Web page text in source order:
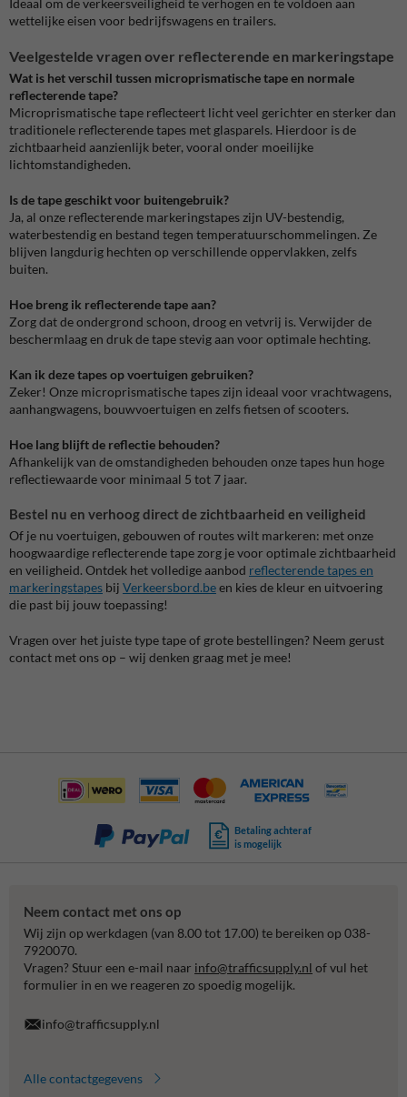
Ideaal om de verkeersveiligheid te verhogen en te voldoen aan
wettelijke eisen voor bedrijfswagens en trailers.
Veelgestelde vragen over reflecterende en markeringstape
Wat is het verschil tussen microprismatische tape en normale
reflecterende tape?
Microprismatische tape reflecteert licht veel gerichter en sterker dan
traditionele reflecterende tapes met glasparels. Hierdoor is de
zichtbaarheid aanzienlijk beter, vooral onder moeilijke
lichtomstandigheden.
Is de tape geschikt voor buitengebruik?
Ja, al onze reflecterende markeringstapes zijn UV-bestendig,
waterbestendig en bestand tegen temperatuurschommelingen. Ze
blijven langdurig hechten op verschillende oppervlakken, zelfs
buiten.
Hoe breng ik reflecterende tape aan?
Zorg dat de ondergrond schoon, droog en vetvrij is. Verwijder de
beschermlaag en druk de tape stevig aan voor optimale hechting.
Kan ik deze tapes op voertuigen gebruiken?
Zeker! Onze microprismatische tapes zijn ideaal voor vrachtwagens,
aanhangwagens, bouwvoertuigen en zelfs fietsen of scooters.
Hoe lang blijft de reflectie behouden?
Afhankelijk van de omstandigheden behouden onze tapes hun hoge
reflectiewaarde voor minimaal 5 tot 7 jaar.
Bestel nu en verhoog direct de zichtbaarheid en veiligheid
Of je nu voertuigen, gebouwen of routes wilt markeren: met onze
hoogwaardige reflecterende tape zorg je voor optimale zichtbaarheid
en veiligheid. Ontdek het volledige aanbod reflecterende tapes en
markeringstapes bij Verkeersbord.been kies de kleur en uitvoering
die past bij jouw toepassing!
Vragen over het juiste type tape of grote bestellingen? Neem gerust
contact met ons op – wij denken graag met je mee!
Betaling achteraf
is mogelijk
Neem contact met ons op
Wij zijn op werkdagen (van 8.00 tot 17.00) te bereiken op 038-
7920070.
Vragen? Stuur een e-mail naar info@trafficsupply.nl of vul het
formulier in en we reageren zo spoedig mogelijk.
info@trafficsupply.nl
Alle contactgegevens